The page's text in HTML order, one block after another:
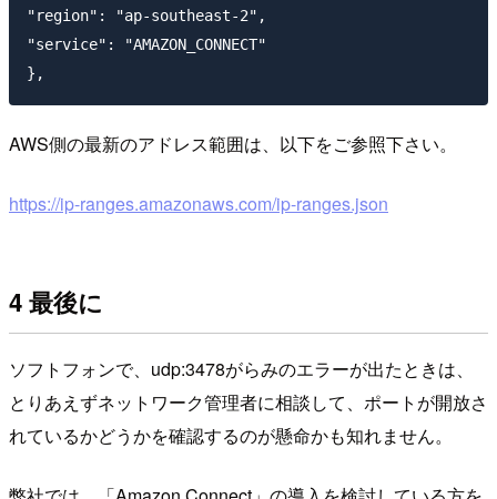
"region": "ap-southeast-2",
"service": "AMAZON_CONNECT"
AWS側の最新のアドレス範囲は、以下をご参照下さい。
https://ip-ranges.amazonaws.com/ip-ranges.json
4 最後に
ソフトフォンで、udp:3478がらみのエラーが出たときは、
とりあえずネットワーク管理者に相談して、ポートが開放さ
れているかどうかを確認するのが懸命かも知れません。